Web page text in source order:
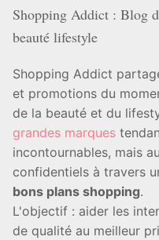
Shopping Addict : Blog
beauté lifestyle
Shopping Addict
et promotions du
de la beauté et du
grandes marques
incontournables, mais
confidentiels à travers
bons plans shopping.
L'objectif : aider les
de qualité au meilleur